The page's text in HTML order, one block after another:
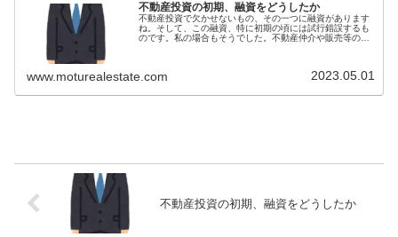
不動産投資の初期、融資をどうしたか
不動産投資で欠かせないもの、その一つに融資があります
ね。そして、この融資、特に初期の頃には試行錯誤するも
のです。私の場合もそうでした。不動産仲介や販売等の業
www.moturealestate.com 2023.05.01
不動産投資の初期、融資をどうしたか